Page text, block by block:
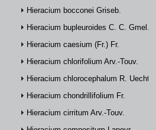
Hieracium bocconei Griseb.
Hieracium bupleuroides C. C. Gmel.
Hieracium caesium (Fr.) Fr.
Hieracium chlorifolium Arv.-Touv.
Hieracium chlorocephalum R. Uechtr.
Hieracium chondrillifolium Fr.
Hieracium cirritum Arv.-Touv.